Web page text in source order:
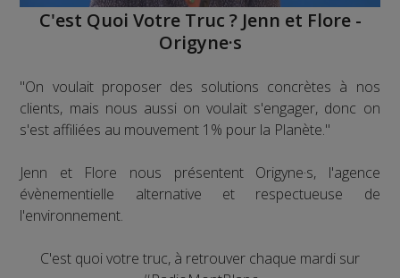
C'est Quoi Votre Truc ? Jenn et Flore -
Origyne·s
"On voulait proposer des solutions concrètes à nos
clients, mais nous aussi on voulait s'engager, donc on
s'est affiliées au mouvement 1% pour la Planète."
Jenn et Flore nous présentent Origyne·s, l'agence
évènementielle alternative et respectueuse de
l'environnement.
C'est quoi votre truc, à retrouver chaque mardi sur